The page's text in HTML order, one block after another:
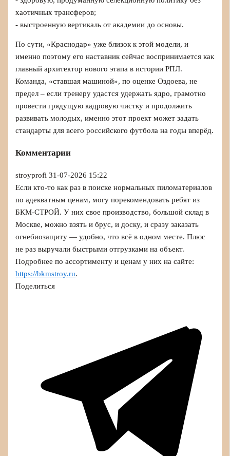
хаотичных трансферов;
- выстроенную вертикаль от академии до основы.
По сути, «Краснодар» уже близок к этой модели, и
именно поэтому его наставник сейчас воспринимается как
главный архитектор нового этапа в истории РПЛ.
Команда, «ставшая машиной», по оценке Оздоева, не
предел – если тренеру удастся удержать ядро, грамотно
провести грядущую кадровую чистку и продолжить
развивать молодых, именно этот проект может задать
стандарты для всего российского футбола на годы вперёд.
Комментарии
stroyprofi 31-07-2026 15:22
Если кто-то как раз в поиске нормальных пиломатериалов
по адекватным ценам, могу порекомендовать ребят из
БКМ-СТРОЙ. У них свое производство, большой склад в
Москве, можно взять и брус, и доску, и сразу заказать
огнебиозащиту — удобно, что всё в одном месте. Плюс
не раз выручали быстрыми отгрузками на объект.
Подробнее по ассортименту и ценам у них на сайте:
https://bkmstroy.ru.
Поделиться